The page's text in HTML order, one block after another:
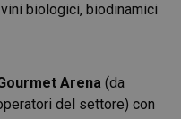
biologici, biodinamici
Arena (da
del settore) con